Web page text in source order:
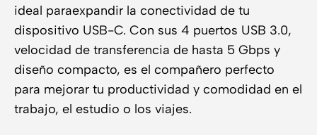
ideal paraexpandir la conectividad de tu
dispositivo USB-C. Con sus 4 puertos USB 3.0,
velocidad de transferencia de hasta 5 Gbps y
diseño compacto, es el compañero perfecto
para mejorar tu productividad y comodidad en el
trabajo, el estudio o los viajes.